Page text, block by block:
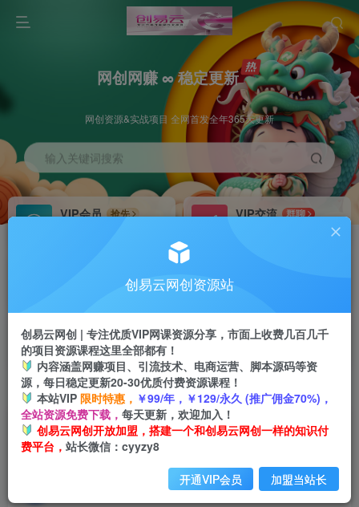
网创网赚 ∞ 稳定更新
网创资源&实战项目 全网首发全年365天更新
输入关键词搜索
VIP会员
抢先
VIP交流
群聊
研究探讨更多创业项目路子。
会员专属推广链接
挂机 项目
脚本卡密
APP下载
GO
首页 创业课程 会员免费 正文
2023网红·同款截流玩法【初级+高级课程】上架当
天出单当月破10w+持续爆单
关注
创易云网创资源站
创易云网创 | 专注优质VIP网课资源分享，市面上收费几百几千
的项目资源课程这里全部都有！
内容涵盖网赚项目、引流技术、电商运营、脚本源码等资
源，每日稳定更新20-30优质付费资源课程！
本站VIP 限时特惠， ￥99/年，￥129/永久 (推广佣金70%)，
全站资源免费下载， 每天更新，欢迎加入！
创易云网创开放加盟，搭建一个和创易云网创一样的知识付
费平台， 站长微信：cyyzy8
开通VIP会员 加盟当站长